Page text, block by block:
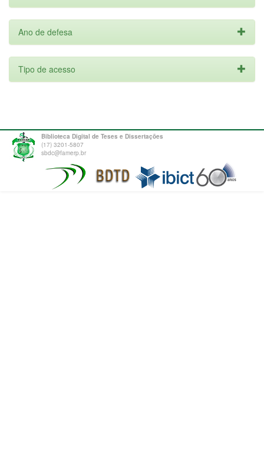
Ano de defesa
Tipo de acesso
Biblioteca Digital de Teses e Dissertações
(17) 3201-5807
sbdc@famerp.br